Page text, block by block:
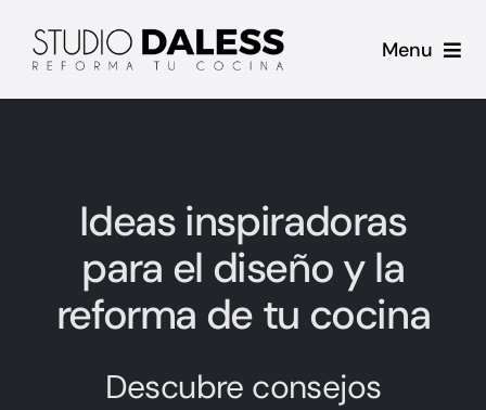
Menu
Casos de Éxito
Sobre mi
Contacto
Ideas inspiradoras
para el diseño y la
reforma de tu cocina
Descubre consejos